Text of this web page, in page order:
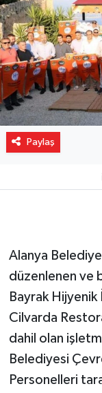
Paylaş
Alanya
düzenlenen ve
Bayrak
Cilvarda
dahil olan
Belediyesi
Personelleri
Spor
Turizm